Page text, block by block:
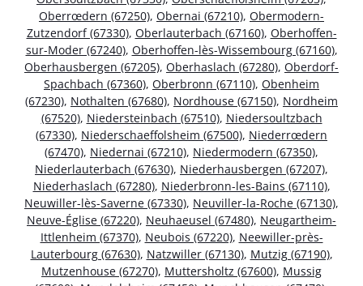
Oberrœdern (67250), Obernai (67210), Obermodern-
Zutzendorf (67330), Oberlauterbach (67160), Oberhoffen-
sur-Moder (67240), Oberhoffen-lès-Wissembourg (67160),
Oberhausbergen (67205), Oberhaslach (67280), Oberdorf-
Spachbach (67360), Oberbronn (67110), Obenheim
(67230), Nothalten (67680), Nordhouse (67150), Nordheim
(67520), Niedersteinbach (67510), Niedersoultzbach
(67330), Niederschaeffolsheim (67500), Niederrœdern
(67470), Niedernai (67210), Niedermodern (67350),
Niederlauterbach (67630), Niederhausbergen (67207),
Niederhaslach (67280), Niederbronn-les-Bains (67110),
Neuwiller-lès-Saverne (67330), Neuviller-la-Roche (67130),
Neuve-Église (67220), Neuhaeusel (67480), Neugartheim-
Ittlenheim (67370), Neubois (67220), Neewiller-près-
Lauterbourg (67630), Natzwiller (67130), Mutzig (67190),
Mutzenhouse (67270), Muttersholtz (67600), Mussig